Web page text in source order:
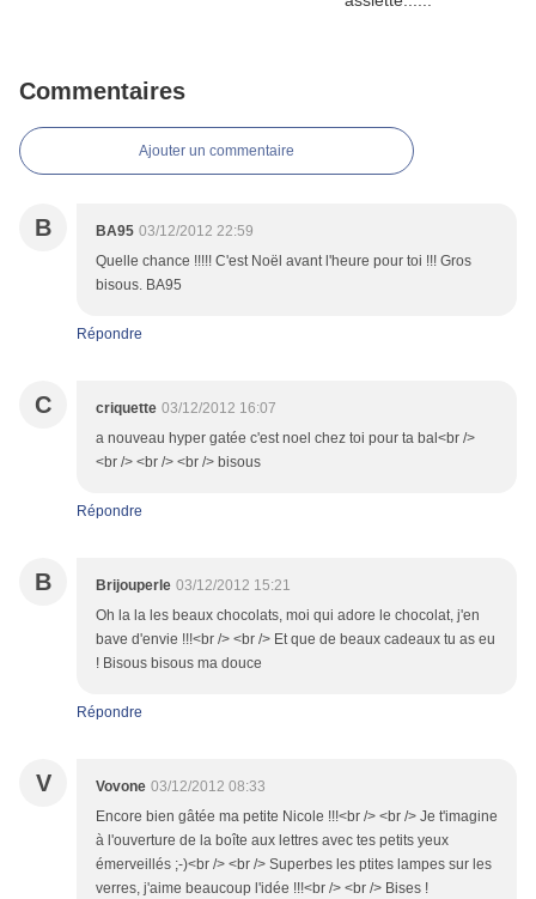
Commentaires
Ajouter un commentaire
B BA95 03/12/2012 22:59
Quelle chance !!!!! C'est Noël avant l'heure pour toi !!! Gros
bisous. BA95
Répondre
C criquette 03/12/2012 16:07
a nouveau hyper gatée c'est noel chez toi pour ta bal<br />
<br /> <br /> <br /> bisous
Répondre
B Brijouperle 03/12/2012 15:21
Oh la la les beaux chocolats, moi qui adore le chocolat, j'en
bave d'envie !!!<br /> <br /> Et que de beaux cadeaux tu as eu
! Bisous bisous ma douce
Répondre
V Vovone 03/12/2012 08:33
Encore bien gâtée ma petite Nicole !!!<br /> <br /> Je t'imagine
à l'ouverture de la boîte aux lettres avec tes petits yeux
émerveillés ;-)<br /> <br /> Superbes les ptites lampes sur les
verres, j'aime beaucoup l'idée !!!<br /> <br /> Bises !